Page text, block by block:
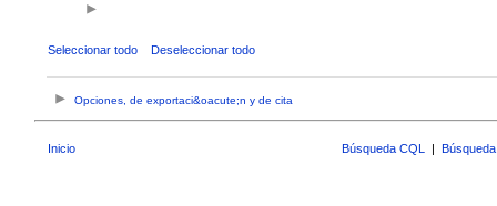
Seleccionar todo Deseleccionar todo
Opciones, de exportaci&oacute;n y de cita
Inicio Búsqueda CQL |